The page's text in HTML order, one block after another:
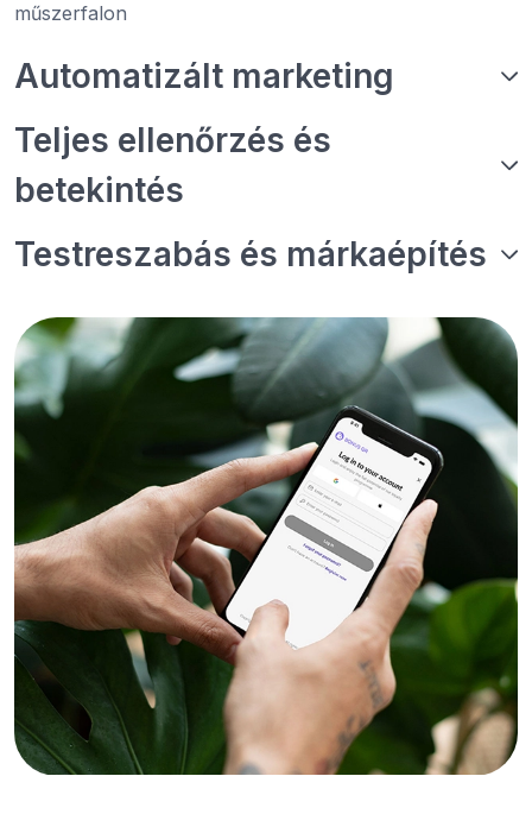
műszerfalon
Automatizált marketing
Teljes ellenőrzés és
betekintés
Testreszabás és márkaépítés